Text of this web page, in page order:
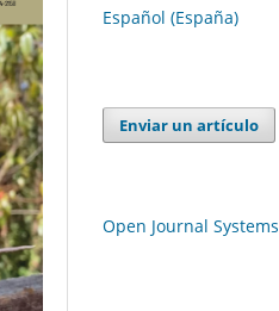
Español (España)
Enviar un artículo
Open Journal Systems